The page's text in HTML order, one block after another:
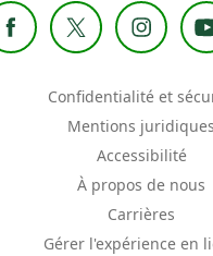
Confidentialité et
Mentions juridiques
Accessibilité
À propos de nous
Carrières
Gérer l'expérience en